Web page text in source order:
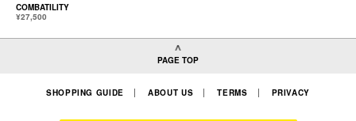
COMBATILITY
¥27,500
PAGE TOP
SHOPPING GUIDE ABOUT US TERMS PRIVACY